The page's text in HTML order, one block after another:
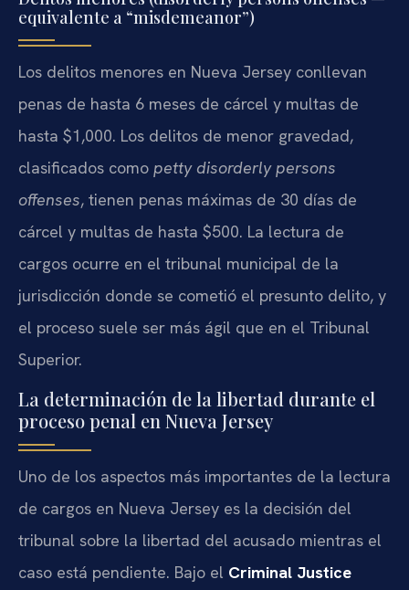
equivalente a “misdemeanor”)
Los delitos menores en Nueva Jersey conllevan
penas de hasta 6 meses de cárcel y multas de
hasta $1,000. Los delitos de menor gravedad,
clasificados como petty disorderly persons
offenses, tienen penas máximas de 30 días de
cárcel y multas de hasta $500. La lectura de
cargos ocurre en el tribunal municipal de la
jurisdicción donde se cometió el presunto delito, y
el proceso suele ser más ágil que en el Tribunal
Superior.
La determinación de la libertad durante el
proceso penal en Nueva Jersey
Uno de los aspectos más importantes de la lectura
de cargos en Nueva Jersey es la decisión del
tribunal sobre la libertad del acusado mientras el
caso está pendiente. Bajo el Criminal Justice